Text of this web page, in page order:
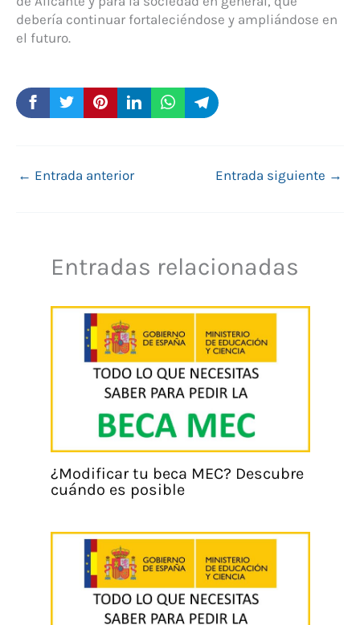
debería continuar fortaleciéndose y ampliándose en
el futuro.
← Entrada anterior Entrada siguiente →
Entradas relacionadas
¿Modificar tu beca MEC? Descubre
cuándo es posible